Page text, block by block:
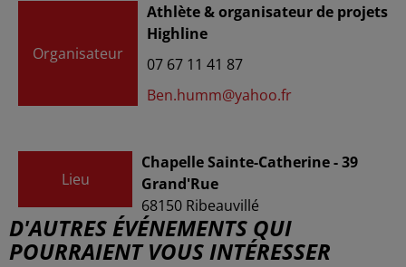
Organisateur
Athlète & organisateur de projets
Highline
07 67 11 41 87
Ben.humm@yahoo.fr
Lieu
Chapelle Sainte-Catherine - 39
Grand'Rue
68150 Ribeauvillé
D'AUTRES ÉVÉNEMENTS QUI
POURRAIENT VOUS INTÉRESSER